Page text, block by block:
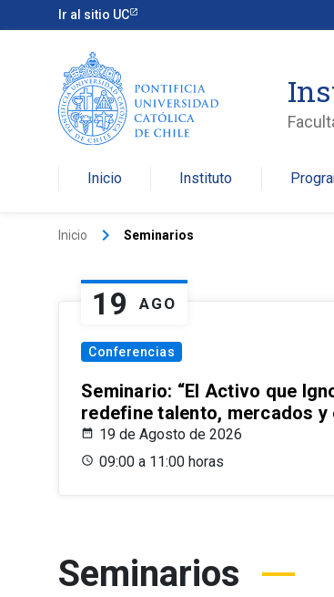
Ir al sitio UC
Inicio Instituto
Inicio keyboard_arrow_right Seminarios
19 AGO
Conferencias
Seminario: “El Activo que
redefine talento, mercados y
19 de Agosto de 2026
09:00 a 11:00 horas
Seminarios